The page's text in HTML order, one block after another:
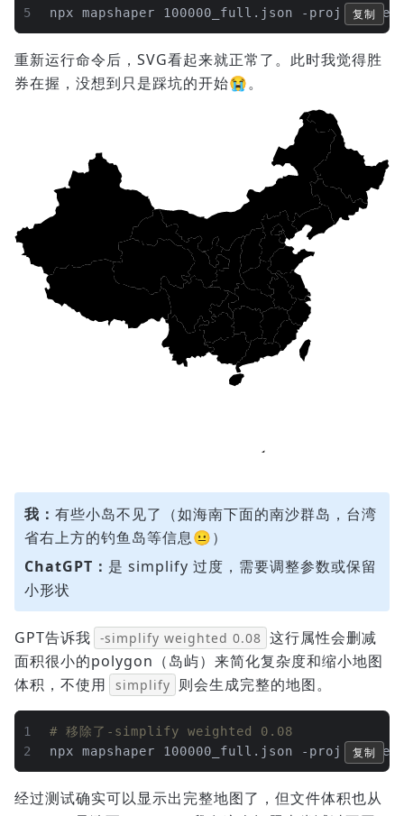
5
npx mapshaper 100000_full.json -proj复制
重新运行命令后，SVG看起来就正常了。此时我觉得胜
券在握，没想到只是踩坑的开始😭。
我： 有些小岛不见了（如海南下面的南沙群岛，台湾
省右上方的钓鱼岛等信息😐）
ChatGPT： 是 simplify 过度，需要调整参数或保留
小形状
GPT告诉我 -simplify weighted 0.08 这行属性会删减
面积很小的polygon（岛屿）来简化复杂度和缩小地图
体积，不使用
simplify 则会生成完整的地图。
1
2
# 移除了-simplify weighted 0.08
npx mapshaper 100000_full.json -proj 复制
经过测试确实可以显示出完整地图了，但文件体积也从